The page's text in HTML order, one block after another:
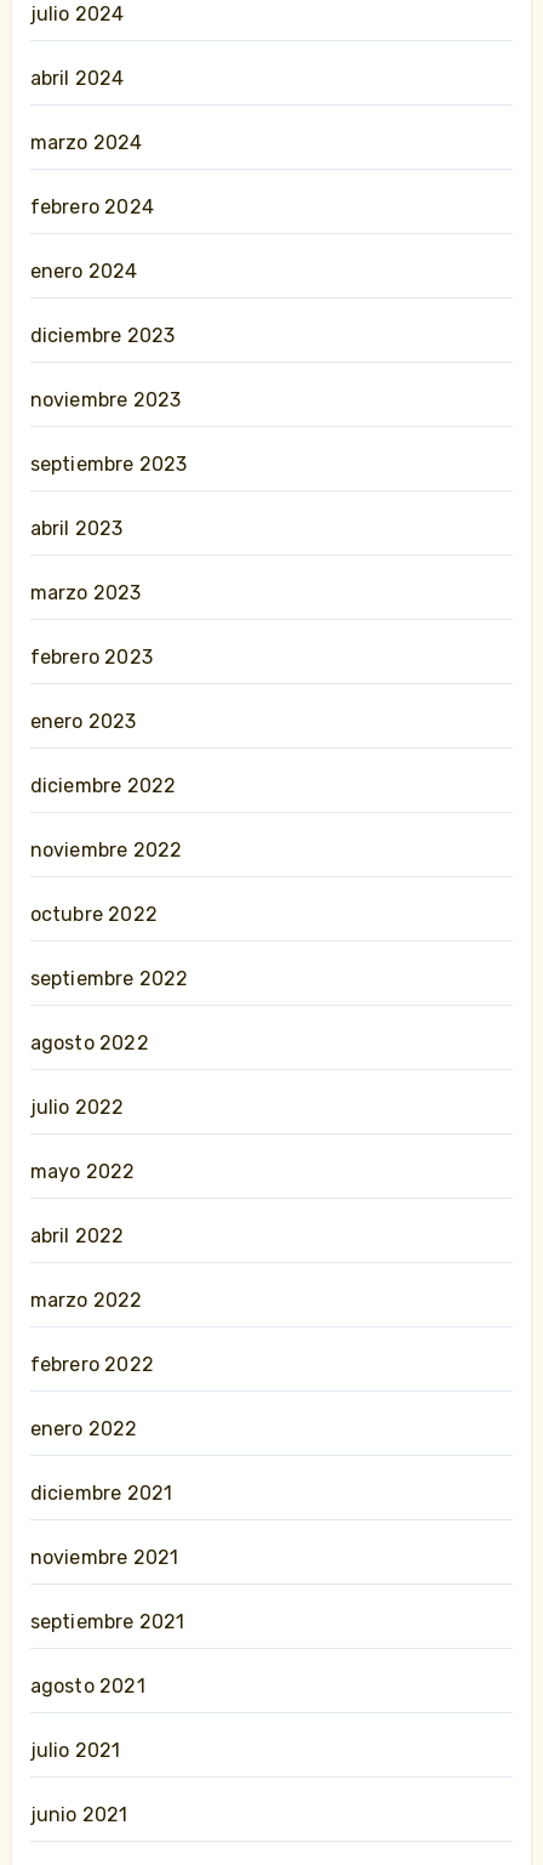
julio 2024
abril 2024
marzo 2024
febrero 2024
enero 2024
diciembre 2023
noviembre 2023
septiembre 2023
abril 2023
marzo 2023
febrero 2023
enero 2023
diciembre 2022
noviembre 2022
octubre 2022
septiembre 2022
agosto 2022
julio 2022
mayo 2022
abril 2022
marzo 2022
febrero 2022
enero 2022
diciembre 2021
noviembre 2021
septiembre 2021
agosto 2021
julio 2021
junio 2021